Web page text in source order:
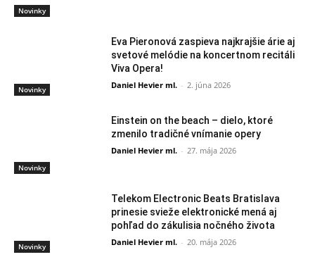
Novinky
Novinky
Eva Pieronová zaspieva najkrajšie árie aj
svetové melódie na koncertnom recitáli
Viva Opera!
Daniel Hevier ml. - 2. júna 2026
Novinky
Einstein on the beach – dielo, ktoré
zmenilo tradičné vnímanie opery
Daniel Hevier ml. - 27. mája 2026
Novinky
Telekom Electronic Beats Bratislava
prinesie svieže elektronické mená aj
pohľad do zákulisia nočného života
Daniel Hevier ml. - 20. mája 2026